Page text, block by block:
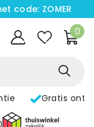
code: ZOMER
0
Gratis